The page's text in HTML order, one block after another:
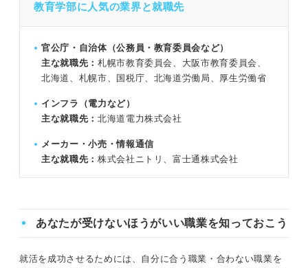
教育学部に人気の業界と就職先
官公庁・自治体（公務員・教育委員会など）
主な就職先： 札幌市教育委員会、大阪市教育委員会、
北海道、札幌市、国税庁、北海道労働局、厚生労働省
インフラ（電力など）
主な就職先： 北海道電力株式会社
メーカー・小売・情報通信
主な就職先： 株式会社ニトリ、富士通株式会社
あなたが受けないほうがいい職業を知っておこう
就活を成功させるためには、自分に合う職業・合わない職業を